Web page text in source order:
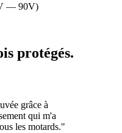
— 90V)
protégés.
grâce à
qui m'a
les motards."